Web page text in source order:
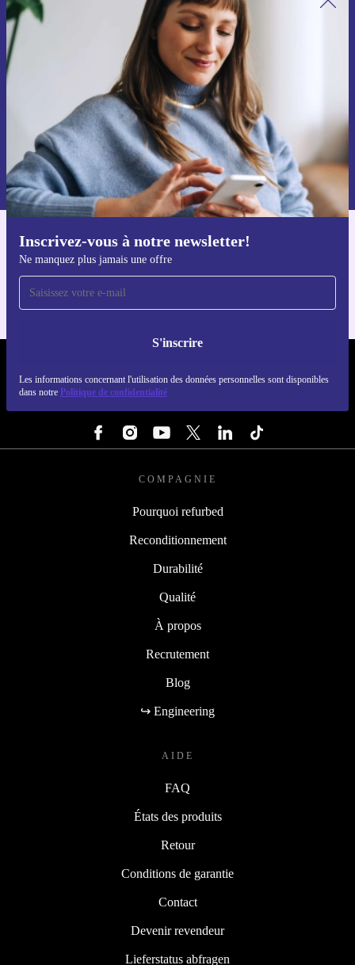
Inscrivez-vous à notre newsletter!
Ne manquez plus jamais une offre
S'inscrire
Les informations concernant l'utilisation des données personnelles sont disponibles
dans notre Politique de confidentialité
Recevoir offres et infos de refurbed
par mail
Ne manquez plus aucune offre.
S'inscrire
Retrouvez les informations sur l'utilisation des données personnelles
dans notre
politique de confidentialité.
Téléchargez l'application refurbed
Pour iOS et Android
COMPAGNIE
Pourquoi refurbed
Reconditionnement
Durabilité
Qualité
À propos
Recrutement
Blog
↪ Engineering
AIDE
FAQ
États des produits
Retour
Conditions de garantie
Contact
Devenir revendeur
Lieferstatus abfragen